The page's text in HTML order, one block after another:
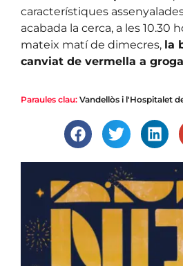
característiques
acabada la cerca, a les 10.30
mateix matí de dimecres, la
canviat de vermella a groga
Paraules clau: Vandellòs i l'Hospitalet